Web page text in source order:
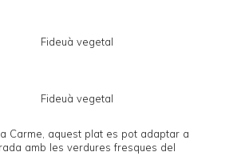
Carme, aquest plat es pot adaptar a
amb les verdures fresques del